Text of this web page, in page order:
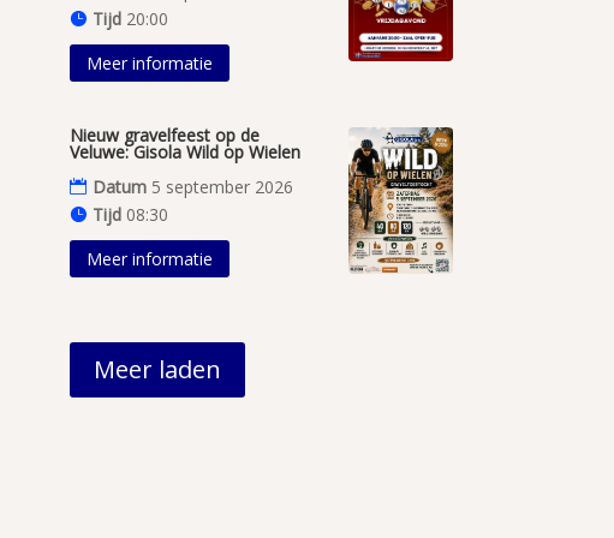
Tijd 20:00
Meer informatie
Nieuw gravelfeest op de
Veluwe: Gisola Wild op Wielen
Datum 5 september 2026
Tijd 08:30
Meer informatie
Meer laden